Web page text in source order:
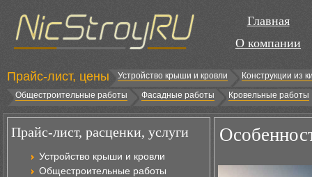
Главная
О компании
Прайс-лист, цены Устройство крыши и кровли
Конструкции из
Общестроительные работы
Фасадные работы Кровельные работы
Прайс-лист, расценки, услуги
Устройство крыши и кровли
Общестроительные работы